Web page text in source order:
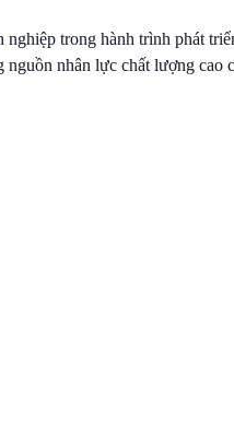
trong hành trình phát
nhân lực chất lượng cao